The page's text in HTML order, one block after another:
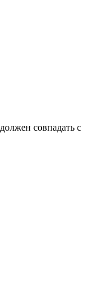
совпадать с